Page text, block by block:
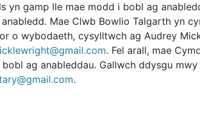
yn gamp lle mae modd i bobl ag
Mae Clwb Bowlio Talgarth yn
o wybodaeth, cysylltwch ag Audrey
. Fel arall, mae
ag anableddau. Gallwch ddysgu
.